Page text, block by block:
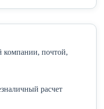
компании, почтой,
расчет